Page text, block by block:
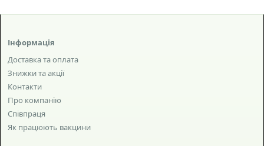
Інформація
Доставка та оплата
Знижки та акції
Контакти
Про компанію
Співпраця
Як працюють вакцини